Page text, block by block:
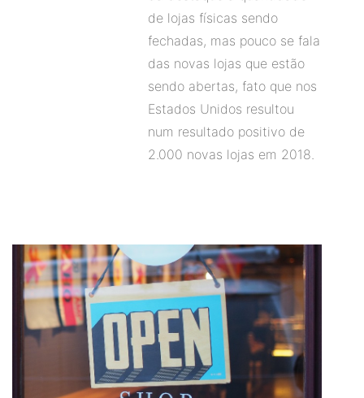
de lojas físicas sendo
fechadas, mas pouco se fala
das novas lojas que estão
sendo abertas, fato que nos
Estados Unidos resultou
num resultado positivo de
2.000 novas lojas em 2018.